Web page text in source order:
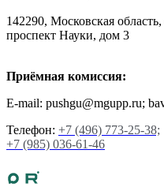
142290, Московская
проспект Науки, дом 3
Приёмная комиссия:
E-mail: pushgu@mgupp.ru;
Телефон: +7 (496) 773-25-38;
+7 (985) 036-61-46